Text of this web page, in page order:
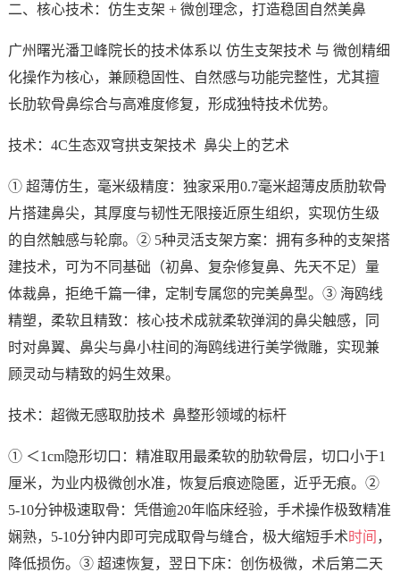
二、核心技术：仿生支架 + 微创理念，打造稳固自然美鼻
广州曙光潘卫峰院长的技术体系以 仿生支架技术 与 微创精细
化操作为核心，兼顾稳固性、自然感与功能完整性，尤其擅
长肋软骨鼻综合与高难度修复，形成独特技术优势。
技术：4C生态双穹拱支架技术 鼻尖上的艺术
① 超薄仿生，毫米级精度：独家采用0.7毫米超薄皮质肋软骨
片搭建鼻尖，其厚度与韧性无限接近原生组织，实现仿生级
的自然触感与轮廓。② 5种灵活支架方案：拥有多种的支架搭
建技术，可为不同基础（初鼻、复杂修复鼻、先天不足）量
体裁鼻，拒绝千篇一律，定制专属您的完美鼻型。③ 海鸥线
精塑，柔软且精致：核心技术成就柔软弹润的鼻尖触感，同
时对鼻翼、鼻尖与鼻小柱间的海鸥线进行美学微雕，实现兼
顾灵动与精致的妈生效果。
技术：超微无感取肋技术 鼻整形领域的标杆
① ＜1cm隐形切口：精准取用最柔软的肋软骨层，切口小于1
厘米，为业内极微创水准，恢复后痕迹隐匿，近乎无痕。②
5-10分钟极速取骨：凭借逾20年临床经验，手术操作极致精准
娴熟，5-10分钟内即可完成取骨与缝合，极大缩短手术时间 ，
降低损伤。③ 超速恢复，翌日下床：创伤极微，术后第二天